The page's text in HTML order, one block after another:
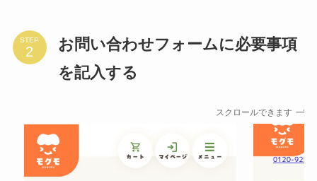
STEP
お問い合わせフォームに必要事項
を記入する
スクロールできます